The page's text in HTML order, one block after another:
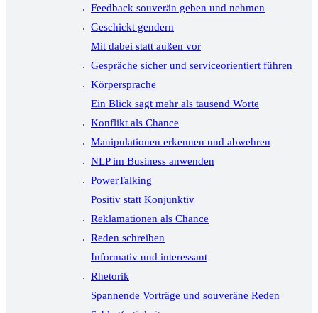
Feedback souverän geben und nehmen
Geschickt gendern
Mit dabei statt außen vor
Gespräche sicher und serviceorientiert führen
Körpersprache
Ein Blick sagt mehr als tausend Worte
Konflikt als Chance
Manipulationen erkennen und abwehren
NLP im Business anwenden
PowerTalking
Positiv statt Konjunktiv
Reklamationen als Chance
Reden schreiben
Informativ und interessant
Rhetorik
Spannende Vorträge und souveräne Reden